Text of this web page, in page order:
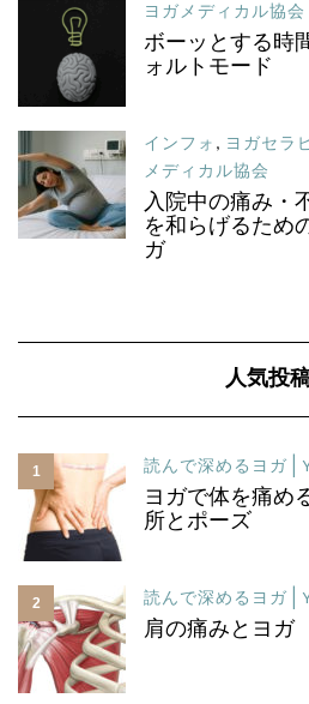
ヨガメディカル協会
ボーッとする時
ォルトモード
インフォ , ヨガセラ
メディカル協会
入院中の痛み・
を和らげるため
ガ
人気投
1 読んで深めるヨガ |
ヨガで体を痛め
所とポーズ
2 読んで深めるヨガ |
肩の痛みとヨガ